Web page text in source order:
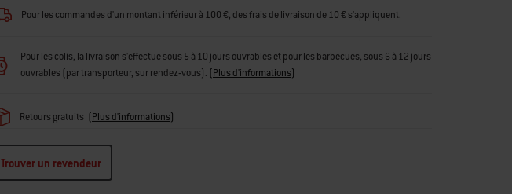
Pour les commandes d'un montant inférieur à 100 €, des frais de livraison de 10 € s'appliquent.
Pour les colis, la livraison s'effectue sous 5 à 10 jours ouvrables et pour les barbecues, sous 6 à 12 jours
ouvrables (par transporteur, sur rendez-vous). (Plus d'informations)
Retours gratuits (Plus d'informations)
Trouver un revendeur